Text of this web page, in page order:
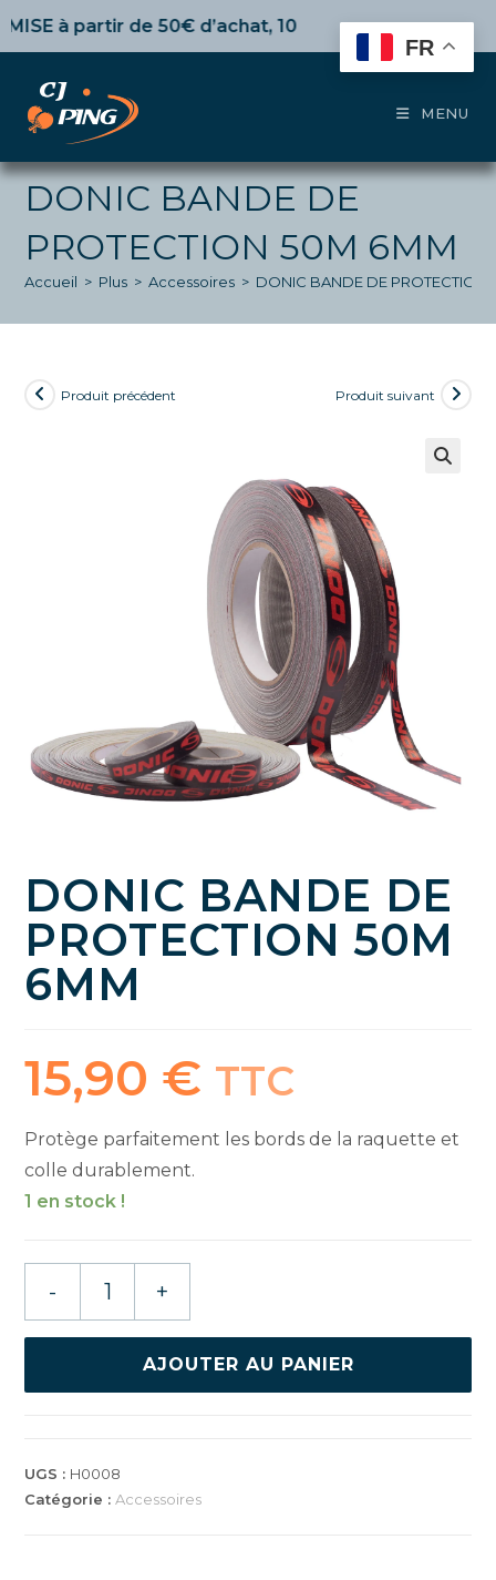
à partir de 50€ d’achat,10%dès 100€,15%pour
MENU
DONIC BANDE DE
PROTECTION 50M 6MM
Accueil > Plus > Accessoires > DONIC BANDE DE PROTECTION
Produit précédent Produit suivant
DONIC BANDE DE
PROTECTION 50M
6MM
15,90 € TTC
Protège parfaitement les bords de la raquette et
colle durablement.
1 en stock !
DE
6MM
- +
AJOUTER AU PANIER
UGS : H0008
Catégorie : Accessoires
FR